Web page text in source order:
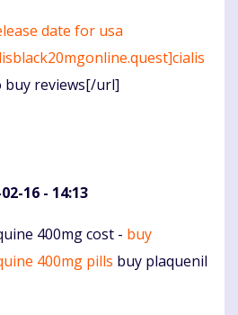
date for usa
buy reviews[/url]
16 - 14:13
400mg cost - buy
400mg pills buy plaquenil